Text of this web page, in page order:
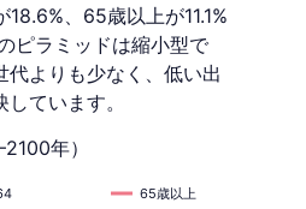
、65歳以上が11.1%
ピラミッドは縮小型で
よりも少なく、低い出
ています。
年）
65歳以上